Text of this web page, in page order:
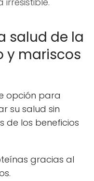
salud de la
y mariscos
opción para
su salud sin
de los beneficios
gracias al